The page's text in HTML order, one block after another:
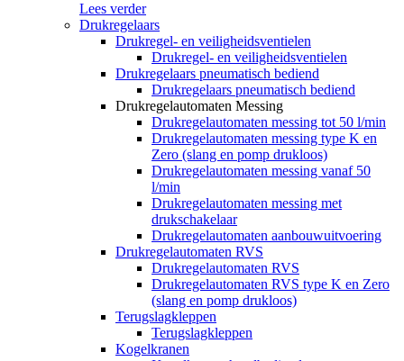
Lees verder
Drukregelaars
Drukregel- en veiligheidsventielen
Drukregel- en veiligheidsventielen
Drukregelaars pneumatisch bediend
Drukregelaars pneumatisch bediend
Drukregelautomaten Messing
Drukregelautomaten messing tot 50 l/min
Drukregelautomaten messing type K en
Zero (slang en pomp drukloos)
Drukregelautomaten messing vanaf 50
l/min
Drukregelautomaten messing met
drukschakelaar
Drukregelautomaten aanbouwuitvoering
Drukregelautomaten RVS
Drukregelautomaten RVS
Drukregelautomaten RVS type K en Zero
(slang en pomp drukloos)
Terugslagkleppen
Terugslagkleppen
Kogelkranen